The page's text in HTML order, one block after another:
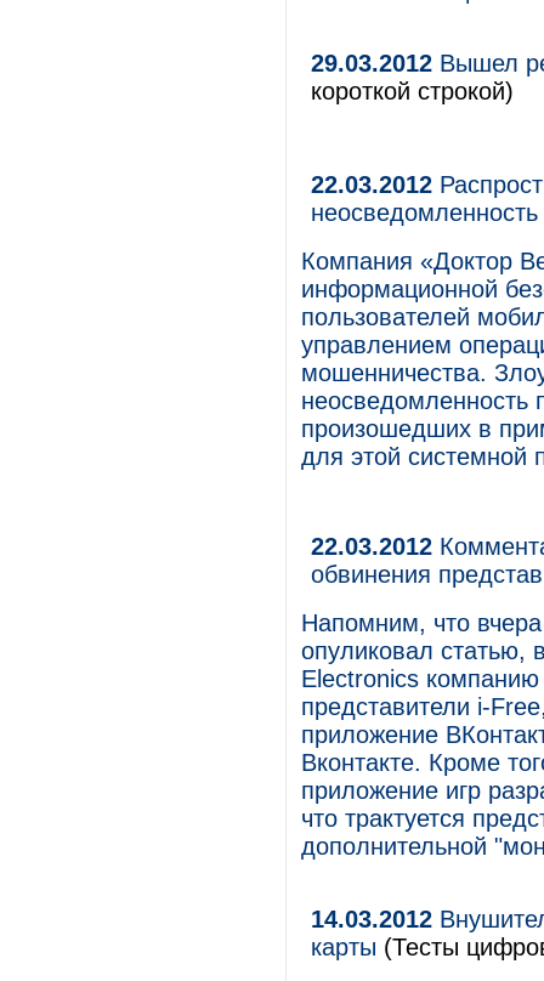
29.03.2012 Вышел
короткой строкой)
22.03.2012
Компания «Доктор
информационной
пользователей
управлением
мошенничества.
неосведомленность
произошедших в
для этой системной
22.03.2012
обвинения
Напомним, что
опуликовал статью,
Electronics
представители i-
приложение
Вконтакте. Кроме
приложение игр
что трактуется
дополнительной
14.03.2012
карты (Тесты